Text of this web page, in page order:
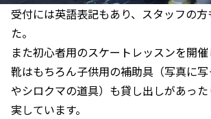
受付には英語表記もあり、スタッフの
た。
また初心者用のスケートレッスンを開
靴はもちろん子供用の補助具（写真に
やシロクマの道具）も貸し出しがあっ
実しています。